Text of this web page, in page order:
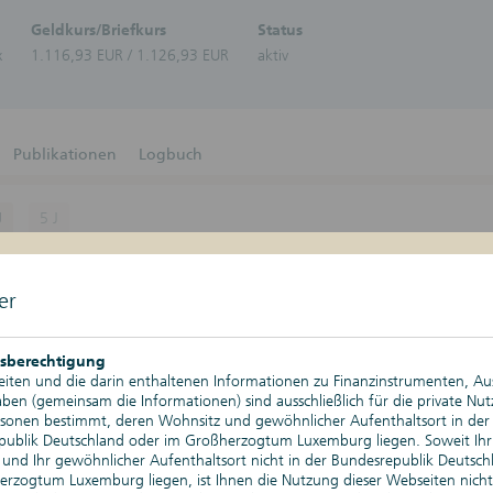
und die darin enthaltenen Informationen zu Finanzinstrumenten,
(gemeinsam die Informationen) sind ausschließlich für die private
bestimmt, deren Wohnsitz und gewöhnlicher Aufenthaltsort in der
Deutschland oder im Großherzogtum Luxemburg liegen. Soweit Ihr
Ihr gewöhnlicher Aufenthaltsort nicht in der Bundesrepublik
Luxemburg liegen, ist Ihnen die Nutzung dieser Webseiten nicht
Geldkurs/Briefkurs
1.116,93 EUR / 1.126,93 EUR
Status
aktiv
Publikationen Logbuch
5 J
Kurswerte07.08.2026, 17:22 Uhr
Änderung relativ
Tageshoch
Tagestief
Historischer Höchststand